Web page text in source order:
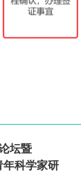
坛暨
科学家研